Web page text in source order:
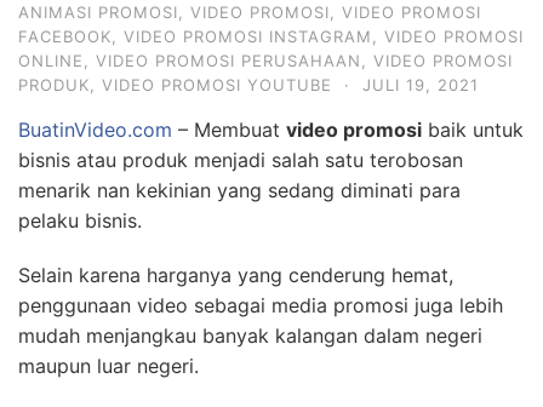
ANIMASI PROMOSI, VIDEO PROMOSI, VIDEO PROMOSI
FACEBOOK, VIDEO PROMOSI INSTAGRAM, VIDEO PROMOSI
ONLINE, VIDEO PROMOSI PERUSAHAAN, VIDEO PROMOSI
PRODUK, VIDEO PROMOSI YOUTUBE · JULI 19, 2021
BuatinVideo.com – Membuat video promosi baik untuk
bisnis atau produk menjadi salah satu terobosan
menarik nan kekinian yang sedang diminati para
pelaku bisnis.
Selain karena harganya yang cenderung hemat,
penggunaan video sebagai media promosi juga lebih
mudah menjangkau banyak kalangan dalam negeri
maupun luar negeri.